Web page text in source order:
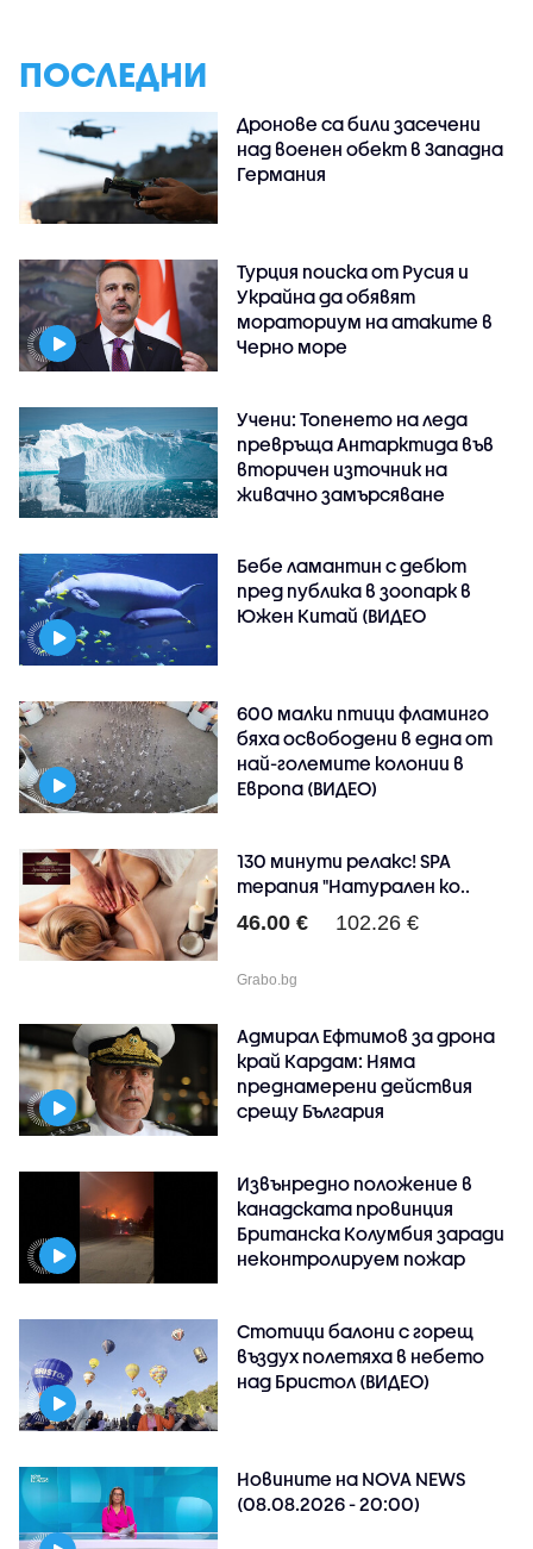
ПОСЛЕДНИ
Дронове са били засечени
над военен обект в Западна
Германия
Турция поиска от Русия и
Украйна да обявят
мораториум на атаките в
Черно море
Учени: Топенето на леда
превръща Антарктида във
вторичен източник на
живачно замърсяване
Бебе ламантин с дебют
пред публика в зоопарк в
Южен Китай (ВИДЕО
600 малки птици фламинго
бяха освободени в една от
най-големите колонии в
Европа (ВИДЕО)
130 минути релакс! SPA
терапия "Натурален ко..
46.00 € 102.26 €
Grabo.bg
Адмирал Ефтимов за дрона
край Кардам: Няма
преднамерени действия
срещу България
Извънредно положение в
канадската провинция
Британска Колумбия заради
неконтролируем пожар
Стотици балони с горещ
въздух полетяха в небето
над Бристол (ВИДЕО)
Новините на NOVA NEWS
(08.08.2026 - 20:00)